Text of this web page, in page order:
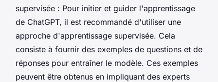
supervisée : Pour initier et guider l'apprentissage
de ChatGPT, il est recommandé d'utiliser une
approche d'apprentissage supervisée. Cela
consiste à fournir des exemples de questions et de
réponses pour entraîner le modèle. Ces exemples
peuvent être obtenus en impliquant des experts